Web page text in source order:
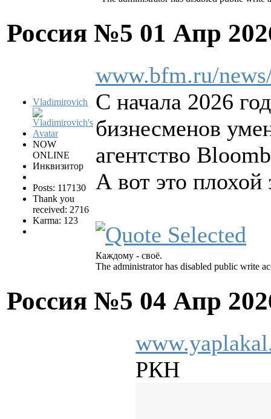
Россия №5 01 Апр
Vladimirovich
NOW
ONLINE
Инквизитор
Posts: 117130
Thank you
received: 2716
Karma: 123
www.bfm.ru/
С начала 2026
бизнесменов
агентство
А вот это
Каждому - своё.
The administrator has disabled public write
Россия №5 04 Апр
РКН